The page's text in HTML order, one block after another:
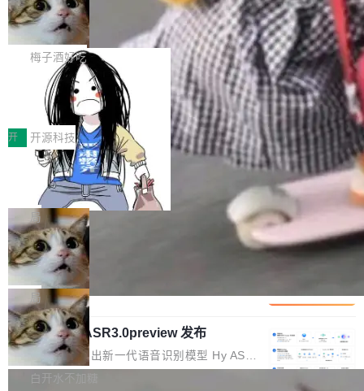
有云模型能够满足快速试用和效率提升的需求。
但对于金融、能源、医疗等对数据安全要求较...
让AI用起来，还要进一步看清混合算力时代下，
Token花在哪里、算力是否被充分利用，以及持
续增长的AI成本该如何优化。 深信服AI算力网关
正是围绕这些实际问题，从Token治理和成本治
理两个方面，让用户的每一份算力都看得清、管
得住、用得稳、省得下、更安全！ 一、从现在开
始，Token使用一目...
ean 在 Google 工作了 27 年后，宣布离职。 他
不是一个人走。一同离开的还有 Sanjay Ghema
wat（Google 员工编号 23，Jeff Dean 二十多
年的编程搭档，MapReduce 和 Bigtable 的共同
作者）、Quoc Le（Google 大脑核心成员，Se
q2Seq 和 DocAI 的共同发明人）以及 Oriol Vin
yals（Gemini 联合负责人，AlphaSta...
🔥 SolonCode v2026.8.4 发布：界面
字体可调、22 种语言、记忆搜索增强
打开终端就能上岗的全中文编码智能体，这一轮
把「看得清、用母语、记得住」三件事一次补
齐。 SolonCode 是什么 SolonCode 是杭州无
耳科技研发的企业级终端编码智能体——一位全
中文驱动的数字员工，自主理解需求、规划步
骤、编写代码。不挑模型、不挑平台，curl 一行
装完即用。 开源地址：Gitee · GitCode · GitHu
b 安装 支持 Java 8+（8~26）、macOS / Linu
x / Windows / Harmony PC。 # macOS / Linu
x / Harmony PC curl -fsSL https://solon.noea
r.org/solon...
梅子酒好吃
让“代码语义理解”深度释放AI Coding
价值潜能：华为云码道（CodeArts）
代码仓技术解析
一、代码仓深度理解技术的作用与价值 在软件工
程实践中，代码仓是企业核心知识资产的主要载
体。企业级代码仓库通常包含数十万乃至数百万
个文件，其规模远超单次模型调用可承载的上下
文窗口。随着项目规模的持续扩张与代码历史的
不断累积，代码仓中的模块关系、接口契约、业
务逻辑等关键信息往往分散于数十乃至数百个文
件之中，形成高度复杂的知识关联网络。传统的
代码检索手段（如关键词匹配、目录遍历）仅能
在语法层面完成文本定位，难以触及代码的语义
内涵与结构关联，导致开发者使用代码智能体在
理解大规模代码仓时面临显著"代码仓理解"瓶
颈。 代码仓深度理解服务（以下简称" CodeBas
e深度理解服务"）是华为云码道（CodeA...
开 开源科技
一条“删库”命令跑 17 小时，算法工程
师删光 89TB 数据只为干私活
最高人民检察院8月4日公布了一起案件：北京一
名90后算法工程师王某，为了给自己接的私活腾
服务器空间，删光了公司AI游戏部门的全部核心
数据。 王某2024年1月入职东城区某科技公司AI
短剧部门，有互联网大厂背景。在公司内部架构
调整期间，部门三次通知全员将数据从A集群迁
移到B集群，王某都回复了"收到"。 他没有迁移
数据。2024年9月3日下午4点，他使用此前登录
的账号密码进入A集群，输入了一条被程序员圈
称为"删库跑路"的命令——最高管理员权限、无
局
Cloudflare 分享推理优化实践：KV ca
che 量化 + 权重压缩，吞吐量提升 4
1%，成本降 30%
Kimi 和 GLM 是当前最强的大模型系列之一，但
它们有一个共同的问题：太吃显存了。月之暗面
的 Kimi K 系列和智谱的 GLM 都是长上下文、M
oE 架构的大模型，好用到让人上瘾，但 GPU 显
存永远不够用。 Cloudflare 的 Workers AI 团队
一直在跑这些模型的推理。他们在官方博客上发
局
腾讯混元 Hy ASR3.0preview 发布
腾讯混元正式推出新一代语音识别模型 Hy ASR
3.0preview。基于最新一代大语言模型 Hy3 的
白开水不加糖